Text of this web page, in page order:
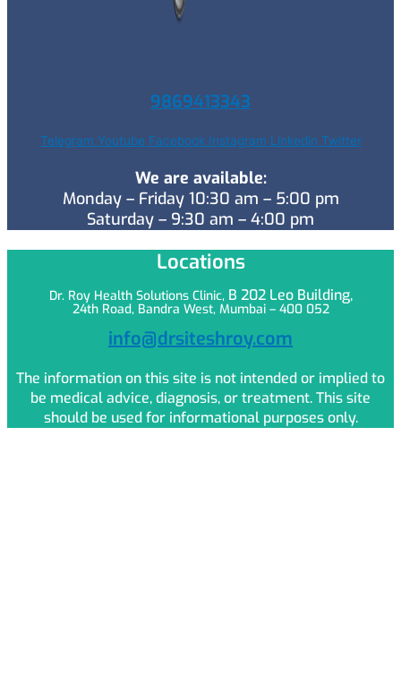
9869413343
Telegram Youtube Facebook Instagram Linkedin Twitter
We are available:
Monday – Friday 10:30 am – 5:00 pm
Saturday – 9:30 am – 4:00 pm
Locations
Dr. Roy Health Solutions Clinic, B 202 Leo Building,
24th Road, Bandra West, Mumbai – 400 052
info@drsiteshroy.com
The information on this site is not intended or implied to
be medical advice, diagnosis, or treatment. This site
should be used for informational purposes only.